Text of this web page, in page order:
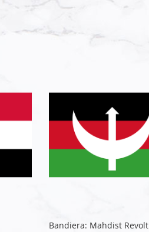
Bandiera: Mahdist Revolt